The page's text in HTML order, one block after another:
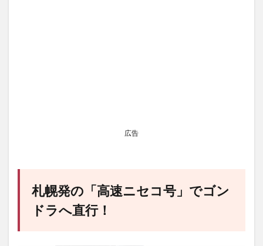
広告
札幌発の「高速ニセコ号」でゴン
ドラへ直行！